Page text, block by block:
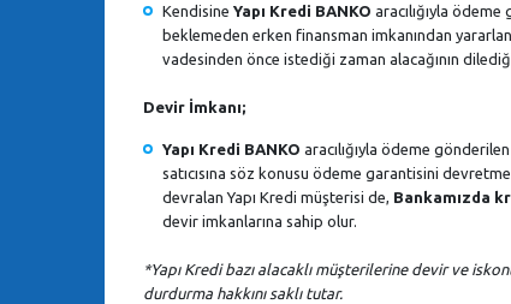
Kendisine Yapı Kredi BANKO aracılığıyla
beklemeden erken finansman imkanından
vadesinden önce istediği zaman alacağının
Devir İmkanı;
Yapı Kredi BANKO aracılığıyla ödeme gönderilen
satıcısına söz konusu ödeme garantisini
devralan Yapı Kredi müşterisi de, Bankamızda
devir imkanlarına sahip olur.
*Yapı Kredi bazı alacaklı müşterilerine devir ve
durdurma hakkını saklı tutar.